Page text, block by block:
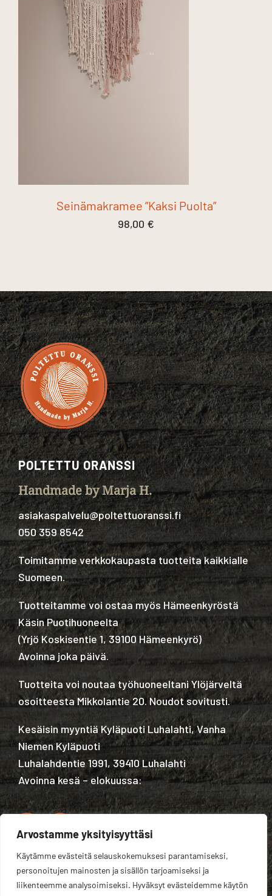
Arvostamme yksityisyyttäsi
Käytämme evästeitä selauskokemuksesi parantamiseksi,
personoitujen mainosten ja sisällön tarjoamiseksi ja
liikenteemme analysoimiseksi. Hyväksyt evästeidemme käytön
Seinämakramee ”Kaksi Puolta”
98,00 €
POLTETTU ORANSSI
Handmade by Marja H.
asiakaspalvelu@poltettuoranssi.fi
050 359 8542
Toimitamme verkkokaupasta tuotteita kaikkialle
Suomeen.
Tuotteitamme voi ostaa myös Hämeenkyröstä
Käsin Puotihuoneelta
(Yrjö Koskisentie 1, 39100 Hämeenkyrö)
Avoinna joka päivä.
Tuotteita voi noutaa työhuoneeltani Ylöjärveltä
osoitteesta Mikkolantie 20. Noudot sovitusti.
Kesäisin myyntiä Kyläpuoti Luhalahti, Vanha
Niemen Kyläpuoti
Luhalahdentie 1991, 39410 Luhalahti
Avoinna kesä – elokuussa:
Tietosuojaseloste